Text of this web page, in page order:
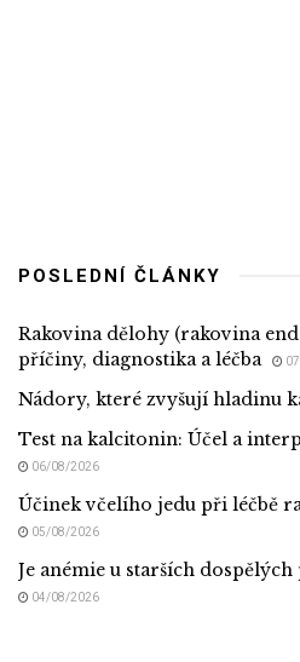
POSLEDNÍ ČLÁNKY
Rakovina dělohy (rakovina
příčiny, diagnostika a léčba
Nádory, které zvyšují hladinu
Test na kalcitonin: Účel a
06/08/2026
Účinek včelího jedu při léčbě
05/08/2026
Je anémie u starších
04/08/2026